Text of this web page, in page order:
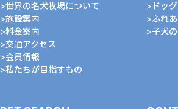
世界の名犬牧場について
施設案内
料金案内
交通アクセス
会員情報
私たちが⽬指すもの
ドッ
ふれ
⼦⽝